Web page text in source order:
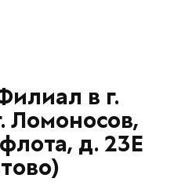
в г.
Ломоносов,
д. 23Е